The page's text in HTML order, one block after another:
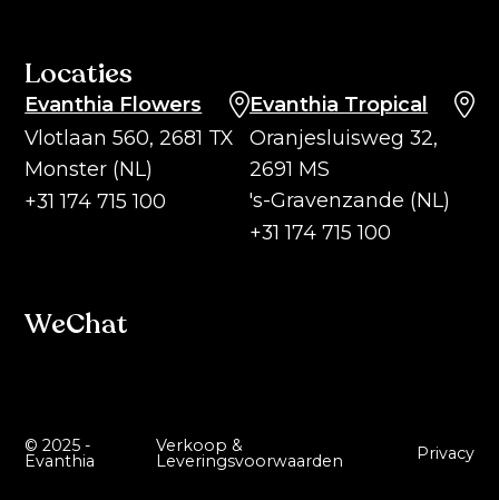
Locaties
Evanthia Flowers
Vlotlaan 560, 2681 TX
Monster (NL)
+31 174 715 100
Evanthia Tropical
Oranjesluisweg 32,
2691 MS
's-Gravenzande (NL)
+31 174 715 100
WeChat
© 2025 -
Evanthia
Verkoop &
Leveringsvoorwaarden Privacy